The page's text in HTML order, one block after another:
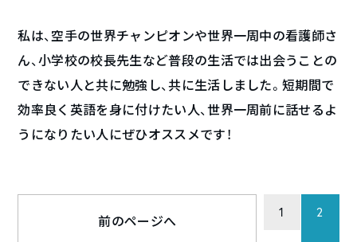
私は、空手の世界チャンピオンや世界一周中の看護師さ
ん、小学校の校長先生など普段の生活では出会うことの
できない人と共に勉強し、共に生活しました。短期間で
効率良く英語を身に付けたい人、世界一周前に話せるよ
うになりたい人にぜひオススメです！
前のページへ
1 2